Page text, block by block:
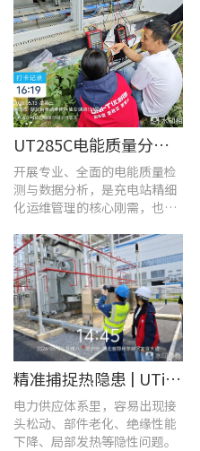
UT285C电能质量分析仪解决充电站三相用电各类难题
开展专业、全面的电能质量检
测与数据分析，是充电站精细
化运维管理的核心刚需，也是
转的关键环节。
精准捕捉热隐患 | UTi1020C红外热成像仪在发电站的实测应用
电力供应体系里，容易出现接
头松动、部件老化、绝缘性能
下降、局部发热等隐性问题。